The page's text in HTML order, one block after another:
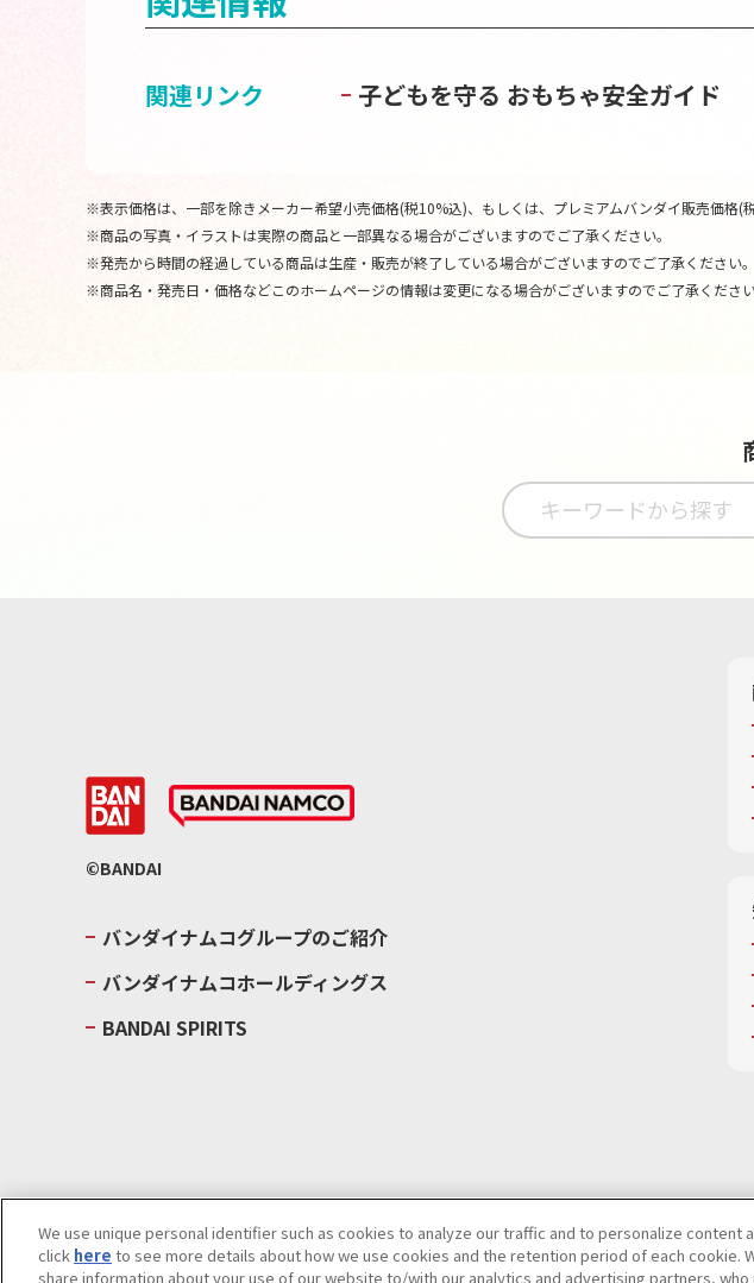
関連リンク 子どもを守る おもちゃ安全ガイド
※表示価格は、一部を除きメーカー希望小売価格(税10%込)、もしくは、プレミアムバンダイ販売価格(税
※商品の写真・イラストは実際の商品と一部異なる場合がございますのでご了承ください。
※発売から時間の経過している商品は生産・販売が終了している場合がございますのでご了承ください。
※商品名・発売日・価格などこのホームページの情報は変更になる場合がございますのでご了承ください
©BANDAI
バンダイナムコグループのご紹介
バンダイナムコホールディングス
BANDAI SPIRITS
ウェブサイトご利用条件ソーシャルメディアポリシー個人情報及び特定個人情報等の取り扱いに
We use unique personal identifier such as cookies to analyze our traffic and to personalize content
click here to see more details about how we use cookies and the retention period of each cookie.
share information about your use of our website to/with our analytics and advertising partners, who